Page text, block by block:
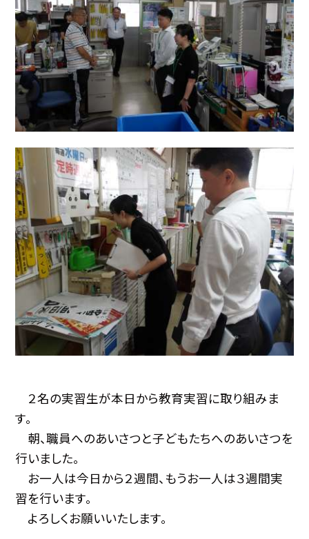
２名の実習生が本日から教育実習に取り組みま
す。
朝、職員へのあいさつと子どもたちへのあいさつを
行いました。
お一人は今日から２週間、もうお一人は３週間実
習を行います。
よろしくお願いいたします。